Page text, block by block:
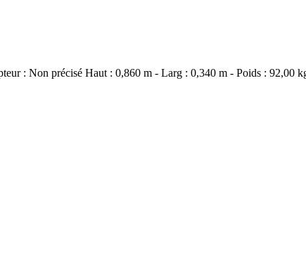
: Non précisé Haut : 0,860 m - Larg : 0,340 m - Poids : 92,00